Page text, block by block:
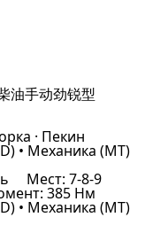
· Пекин
• Механика (MT)
Мест: 7-8-9
385 Нм
• Механика (MT)